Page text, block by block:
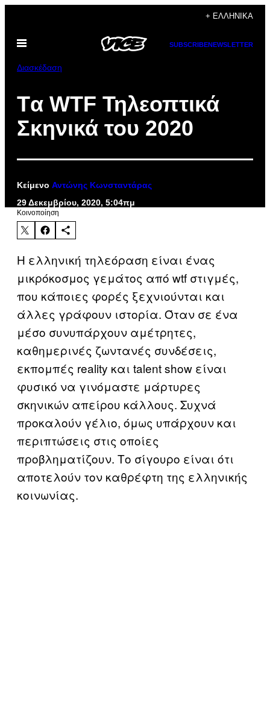
περιεχόμενο
+ ΕΛΛΗΝΙΚΆ
Ανοίξτε
SUBSCRIBENEWSLETTER
Διασκέδαση
Tα WTF Τηλεοπτικά
Σκηνικά του 2020
Κείμενο Αντώνης Κωνσταντάρας
29 Δεκεμβρίου, 2020, 5:04πμ
Kοινοποίηση
Η ελληνική τηλεόραση είναι ένας
μικρόκοσμος γεμάτος από wtf στιγμές,
που κάποιες φορές ξεχνιούνται και
άλλες γράφουν ιστορία. Όταν σε ένα
μέσο συνυπάρχουν αμέτρητες,
καθημερινές ζωντανές συνδέσεις,
εκπομπές reality και talent show είναι
φυσικό να γινόμαστε μάρτυρες
σκηνικών απείρου κάλλους. Συχνά
προκαλούν γέλιο, όμως υπάρχουν και
περιπτώσεις στις οποίες
προβληματίζουν. Το σίγουρο είναι ότι
αποτελούν τον καθρέφτη της ελληνικής
κοινωνίας.